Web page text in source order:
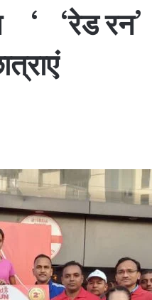
‘‘रेड